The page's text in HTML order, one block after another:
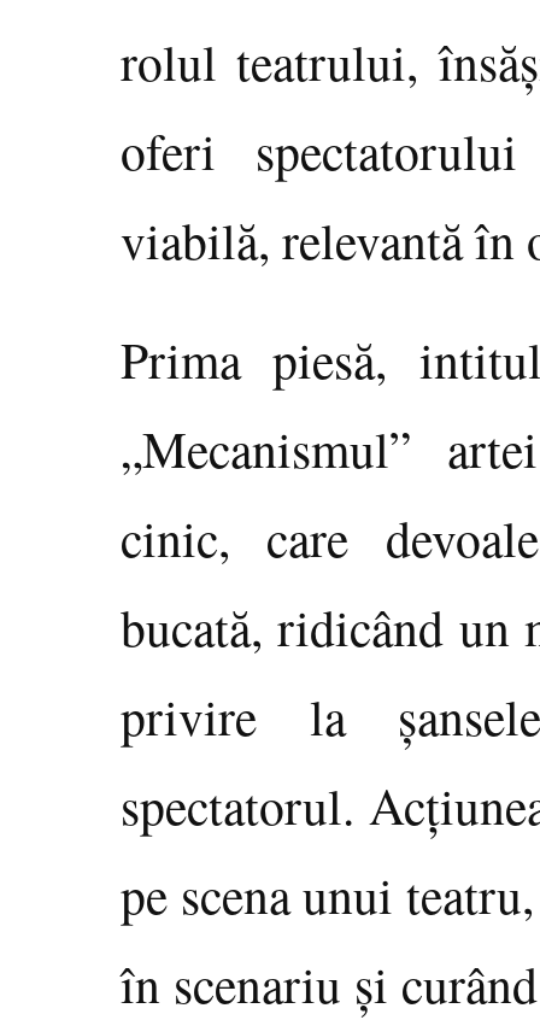
rolul teatrului,
oferi
viabilă, relevantă în
Prima piesă,
„Mecanismul”
cinic, care
bucată, ridicând un
privire la
spectatorul.
pe scena unui
în scenariu şi